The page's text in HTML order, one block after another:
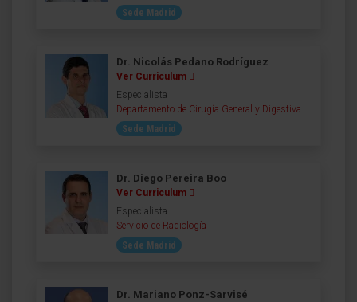
Sede Madrid
Dr. Nicolás Pedano Rodríguez
Ver Curriculum
Especialista
Departamento de Cirugía General y Digestiva
Sede Madrid
Dr. Diego Pereira Boo
Ver Curriculum
Especialista
Servicio de Radiología
Sede Madrid
Dr. Mariano Ponz-Sarvisé